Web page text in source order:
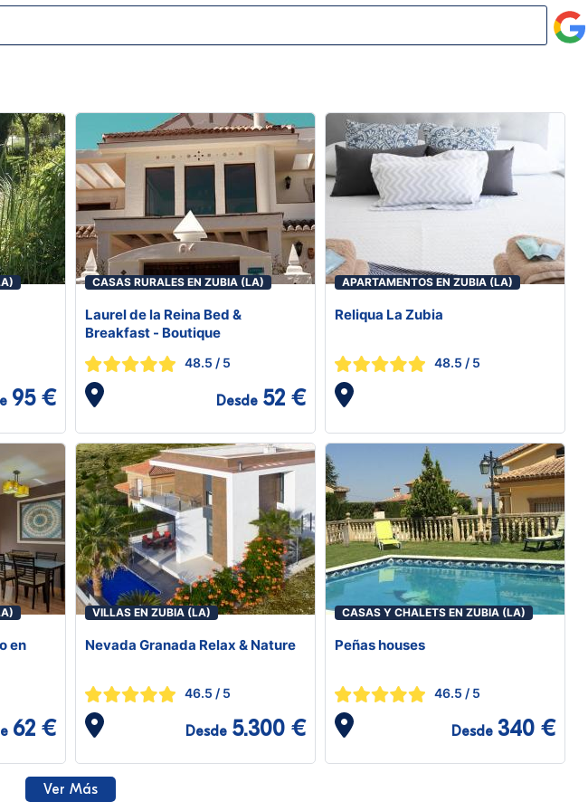
95 €
CASAS RURALES EN ZUBIA (LA)
Laurel de la Reina Bed &
Breakfast - Boutique
48.5 / 5
Desde 52 €
APARTAMENTOS EN ZUBIA (LA)
Reliqua La Zubia
48.5 / 5
en
62 €
VILLAS EN ZUBIA (LA)
Nevada Granada Relax & Nature
46.5 / 5
Desde 5.300 €
CASAS Y CHALETS EN ZUBIA (LA)
Peñas houses
46.5 / 5
Desde 340 €
Ver Más